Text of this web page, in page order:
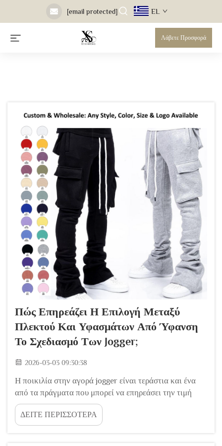
[email protected] EL
Λάβετε Προσφορά
Πώς Επηρεάζει Η Επιλογή Μεταξύ
Πλεκτού Και Υφασμάτων Από Ύφανση
Το Σχεδιασμό Των Jogger;
2026-03-03 09:30:38
Η ποικιλία στην αγορά jogger είναι τεράστια και ένα
από τα πράγματα που μπορεί να επηρεάσει την τιμή
είναι το υλικό. Ορισμένα jogger κατασκευάζονται από
υλικό που είναι μαλακό και ελαστικό, όμοιο με το
ύφασμα που χρησιμοποιείται για τα παντελόνια
ΔΕΙΤΕ ΠΕΡΙΣΣΟΤΕΡΑ